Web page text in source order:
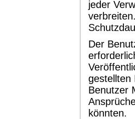
jeder
Der
gestellten
Benutzer
könnten.